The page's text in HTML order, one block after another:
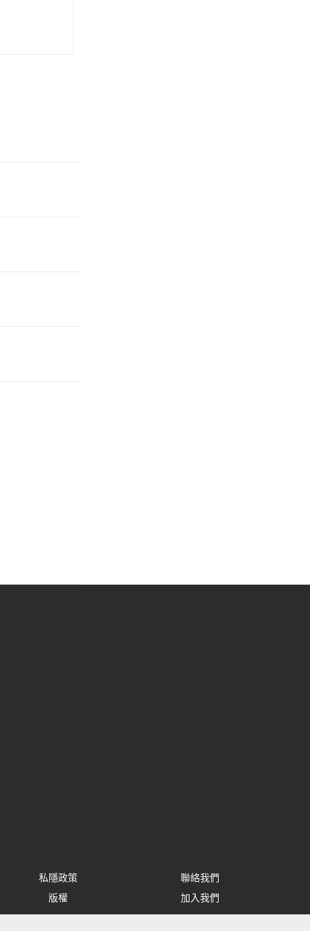
私隱政策
聯絡我們
版權
加入我們